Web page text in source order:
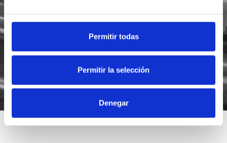
Permitir todas
Permitir la selección
Denegar
Acepto recibir novedades deFoodsat